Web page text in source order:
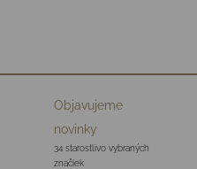
Objavujeme
novinky
34 starostlivo vybraných
značiek